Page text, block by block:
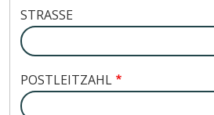
STRASSE
POSTLEITZAHL